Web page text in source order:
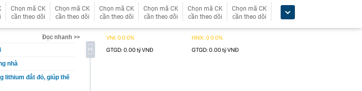
Chọn mã CK
cần theo dõi
Chọn mã CK
cần theo dõi
Chọn mã CK
cần theo dõi
Chọn mã CK
cần theo dõi
Chọn mã CK
cần theo dõi
Chọn mã CK
cần theo dõi
Đọc nhanh >>
nhà
lithium đắt đỏ, giúp thế